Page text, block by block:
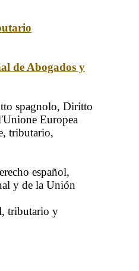
de Abogados y
spagnolo, Diritto
Europea
tributario,
español,
y de la Unión
tributario y